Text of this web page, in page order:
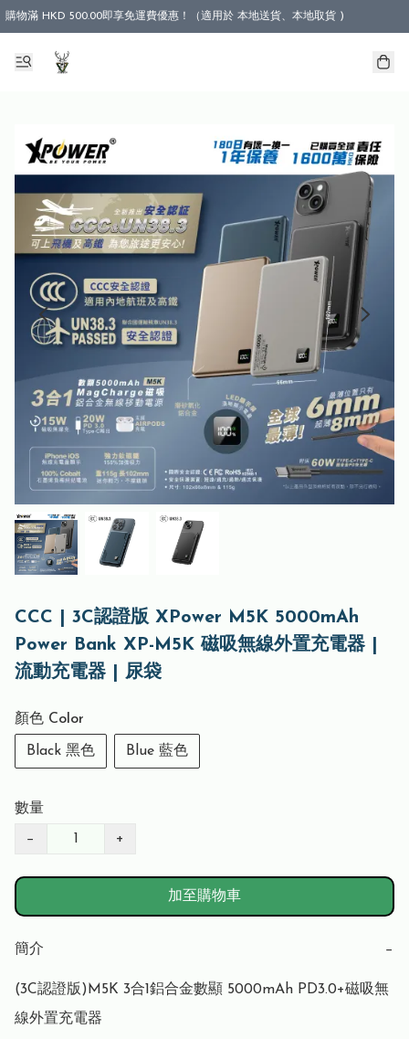
購物滿 HKD 500.00即享免運費優惠！（適用於 本地送貨、本地取貨 )
CCC | 3C認證版 XPower M5K 5000mAh
Power Bank XP-M5K 磁吸無線外置充電器 |
流動充電器 | 尿袋
顏色 Color
Black 黑色 Blue 藍色
數量
− +
加至購物車
簡介 −
(3C認證版)M5K 3合1鋁合金數顯 5000mAh PD3.0+磁吸無
線外置充電器